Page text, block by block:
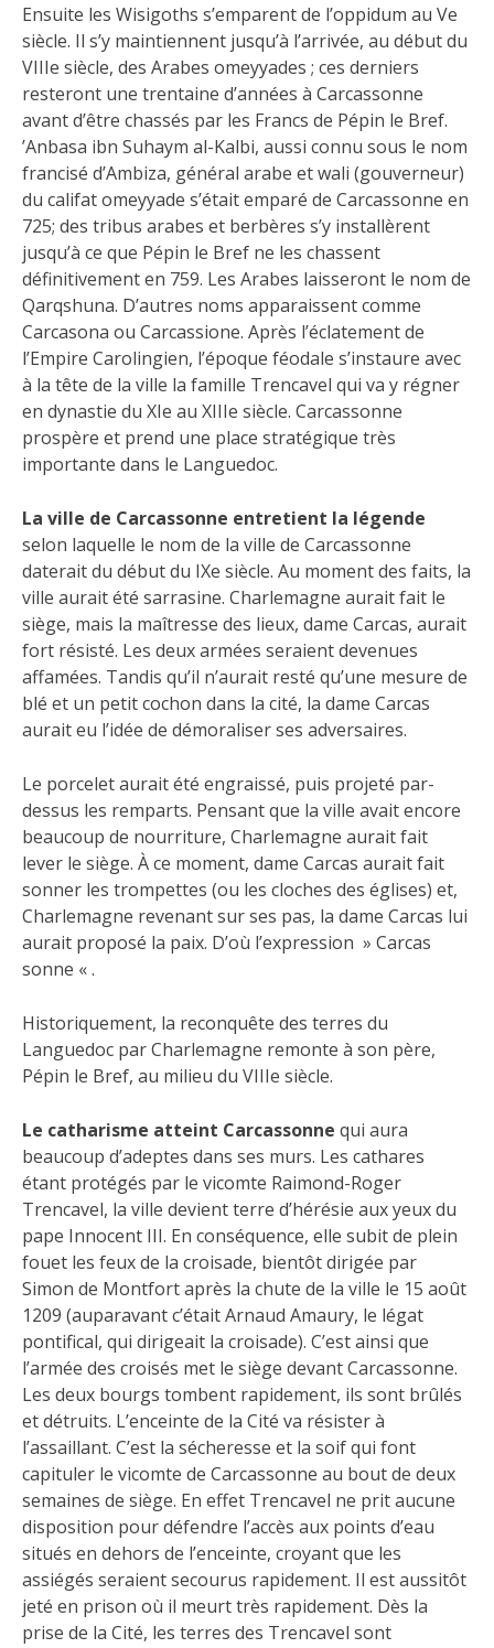
Ensuite les Wisigoths s’emparent de l’oppidum au Ve
siècle. Il s’y maintiennent jusqu’à l’arrivée, au début du
VIIIe siècle, des Arabes omeyyades ; ces derniers
resteront une trentaine d’années à Carcassonne
avant d’être chassés par les Francs de Pépin le Bref.
’Anbasa ibn Suhaym al-Kalbi, aussi connu sous le nom
francisé d’Ambiza, général arabe et wali (gouverneur)
du califat omeyyade s’était emparé de Carcassonne en
725; des tribus arabes et berbères s’y installèrent
jusqu’à ce que Pépin le Bref ne les chassent
définitivement en 759. Les Arabes laisseront le nom de
Qarqshuna. D’autres noms apparaissent comme
Carcasona ou Carcassione. Après l’éclatement de
l’Empire Carolingien, l’époque féodale s’instaure avec
à la tête de la ville la famille Trencavel qui va y régner
en dynastie du XIe au XIIIe siècle. Carcassonne
prospère et prend une place stratégique très
importante dans le Languedoc.
La ville de Carcassonne entretient la légende
selon laquelle le nom de la ville de Carcassonne
daterait du début du IXe siècle. Au moment des faits, la
ville aurait été sarrasine. Charlemagne aurait fait le
siège, mais la maîtresse des lieux, dame Carcas, aurait
fort résisté. Les deux armées seraient devenues
affamées. Tandis qu’il n’aurait resté qu’une mesure de
blé et un petit cochon dans la cité, la dame Carcas
aurait eu l’idée de démoraliser ses adversaires.
Le porcelet aurait été engraissé, puis projeté par-
dessus les remparts. Pensant que la ville avait encore
beaucoup de nourriture, Charlemagne aurait fait
lever le siège. À ce moment, dame Carcas aurait fait
sonner les trompettes (ou les cloches des églises) et,
Charlemagne revenant sur ses pas, la dame Carcas lui
aurait proposé la paix. D’où l’expression » Carcas
sonne « .
Historiquement, la reconquête des terres du
Languedoc par Charlemagne remonte à son père,
Pépin le Bref, au milieu du VIIIe siècle.
Le catharisme atteint Carcassonne qui aura
beaucoup d’adeptes dans ses murs. Les cathares
étant protégés par le vicomte Raimond-Roger
Trencavel, la ville devient terre d’hérésie aux yeux du
pape Innocent III. En conséquence, elle subit de plein
fouet les feux de la croisade, bientôt dirigée par
Simon de Montfort après la chute de la ville le 15 août
1209 (auparavant c’était Arnaud Amaury, le légat
pontifical, qui dirigeait la croisade). C’est ainsi que
l’armée des croisés met le siège devant Carcassonne.
Les deux bourgs tombent rapidement, ils sont brûlés
et détruits. L’enceinte de la Cité va résister à
l’assaillant. C’est la sécheresse et la soif qui font
capituler le vicomte de Carcassonne au bout de deux
semaines de siège. En effet Trencavel ne prit aucune
disposition pour défendre l’accès aux points d’eau
situés en dehors de l’enceinte, croyant que les
assiégés seraient secourus rapidement. Il est aussitôt
jeté en prison où il meurt très rapidement. Dès la
prise de la Cité, les terres des Trencavel sont